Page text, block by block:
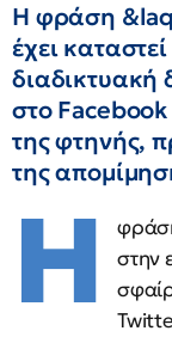
Η φράση
έχει
στο
της φτηνής,
της
Η
στην